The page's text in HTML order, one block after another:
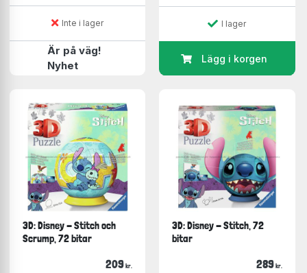
Inte i lager
Är på väg!
Nyhet
I lager
Lägg i korgen
3D: Disney - Stitch och
Scrump, 72 bitar
209 kr.
3D: Disney - Stitch, 72
bitar
289 kr.